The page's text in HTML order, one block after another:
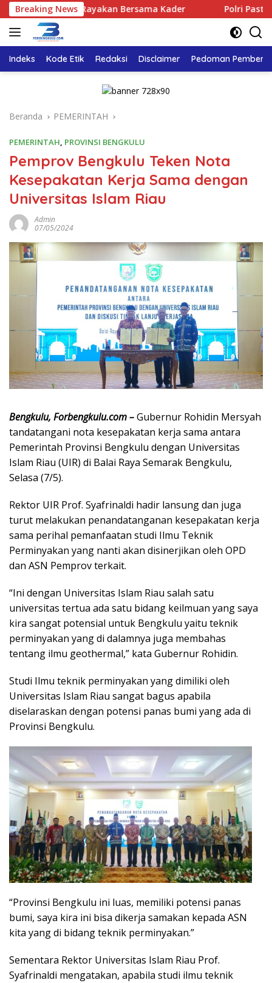
Langsung
ke
konten
Breaking News
Rayakan Bersama Kader Polri Pastikan
Indeks Kode Etik Redaksi Disclaimer Pedoman
Beranda PEMERINTAH
PEMERINTAH, PROVINSI BENGKULU
Pemprov Bengkulu Teken Nota
Kesepakatan Kerja Sama dengan
Universitas Islam Riau
Admin
07/05/2024
Bengkulu, Forbengkulu.com –Gubernur Rohidin Mersyah
tandatangani nota kesepakatan kerja sama antara
Pemerintah Provinsi Bengkulu dengan Universitas
Islam Riau (UIR) di Balai Raya Semarak Bengkulu,
Selasa (7/5).
Rektor UIR Prof. Syafrinaldi hadir lansung dan juga
turut melakukan penandatanganan kesepakatan kerja
sama perihal pemanfaatan studi Ilmu Teknik
Perminyakan yang nanti akan disinerjikan oleh OPD
dan ASN Pemprov terkait.
“Ini dengan Universitas Islam Riau salah satu
universitas tertua ada satu bidang keilmuan yang saya
kira sangat potensial untuk Bengkulu yaitu teknik
perminyakan yang di dalamnya juga membahas
tentang ilmu geothermal,” kata Gubernur Rohidin.
Studi Ilmu teknik perminyakan yang dimiliki oleh
Universitas Islam Riau sangat bagus apabila
diselaraskan dengan potensi panas bumi yang ada di
Provinsi Bengkulu.
“Provinsi Bengkulu ini luas, memiliki potensi panas
bumi, saya kira ini bisa dikerja samakan kepada ASN
kita yang di bidang teknik perminyakan.”
Sementara Rektor Universitas Islam Riau Prof.
Syafrinaldi mengatakan, apabila studi ilmu teknik